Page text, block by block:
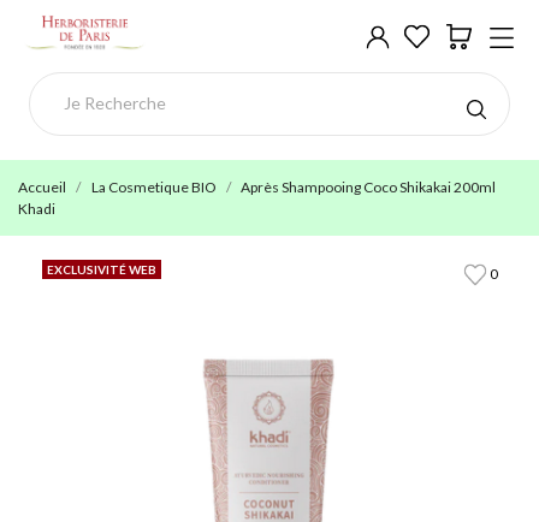
Accueil La Cosmetique BIO
Après Shampooing Coco Shikakai 200ml
Khadi
0
EXCLUSIVITÉ WEB